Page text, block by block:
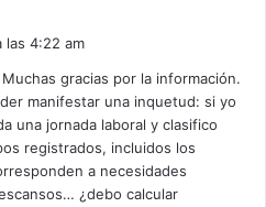
las 4:22 am
gracias por la información.
manifestar una inquetud: si yo
una jornada laboral y clasifico
registrados, incluidos los
a necesidades
¿debo calcular